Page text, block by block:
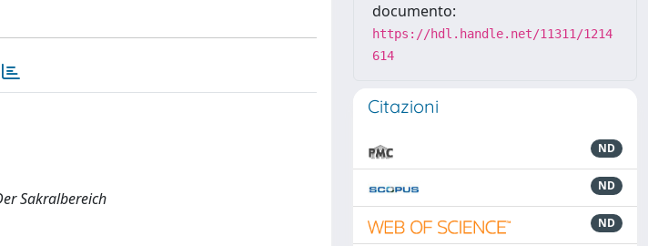
Sakralbereich
documento:
https://hdl.handle.net/11311/1214
614
Citazioni
ND
ND
ND